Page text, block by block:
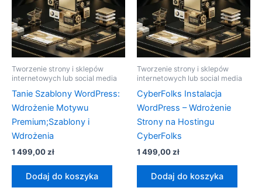
Tworzenie strony i sklepów
internetowych lub social media
Tanie Szablony WordPress:
Wdrożenie Motywu
Premium;Szablony i
Wdrożenia
1 499,00zł
Dodaj do koszyka
Tworzenie strony i sklepów
internetowych lub social media
CyberFolks Instalacja
WordPress – Wdrożenie
Strony na Hostingu
CyberFolks
1 499,00zł
Dodaj do koszyka